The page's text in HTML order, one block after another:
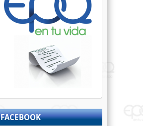
FACEBOOK